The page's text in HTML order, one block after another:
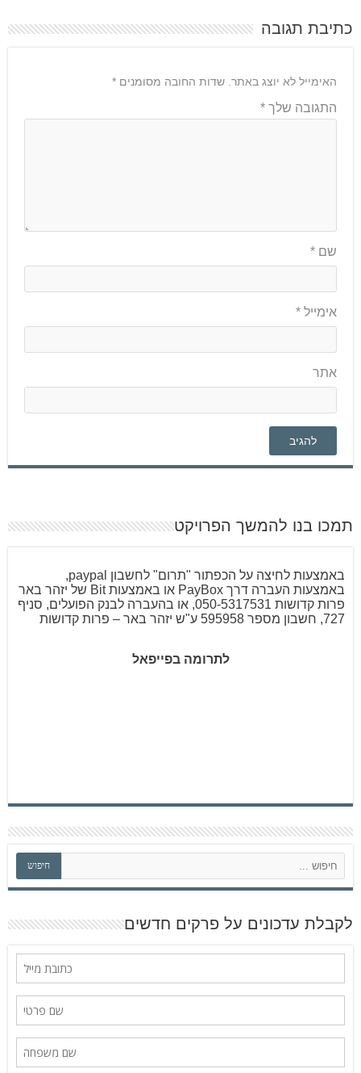
כתיבת תגובה
האימייל לא יוצג באתר. שדות החובה מסומנים *
התגובה שלך *
שם *
אימייל *
אתר
תמכו בנו להמשך הפרויקט
באמצעות לחיצה על הכפתור "תרום" לחשבון paypal,
באמצעות העברה דרך PayBox או באמצעות Bit של יזהר באר
פרות קדושות 050-5317531, או בהעברה לבנק הפועלים, סניף
727, חשבון מספר 595958 ע"ש יזהר באר – פרות קדושות
לתרומה בפייפאל
פ
ש
חיפוש
לקבלת עדכונים על פרקים חדשים